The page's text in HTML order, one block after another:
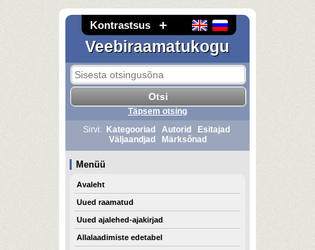
Kontrastsus
Veebiraamatukogu
Täpsem otsing
Sirvi:
Kategooriad Autorid
Esitajad
Väljaandjad
Märksõnad
Menüü
Avaleht
Uued raamatud
Uued ajalehed-ajakirjad
Allalaadimiste edetabel